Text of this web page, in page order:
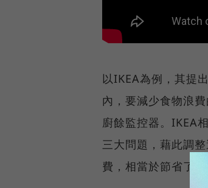
以IKEA為例，其提
內，要減少食物浪
廚餘監控器。IKEA
三大問題，藉此調
費，相當於節省了